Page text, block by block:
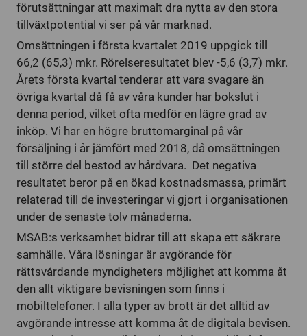
förutsättningar att maximalt dra nytta av den stora
tillväxtpotential vi ser på vår marknad.
Omsättningen i första kvartalet 2019 uppgick till
66,2 (65,3) mkr. Rörelseresultatet blev -5,6 (3,7) mkr.
Årets första kvartal tenderar att vara svagare än
övriga kvartal då få av våra kunder har bokslut i
denna period, vilket ofta medför en lägre grad av
inköp. Vi har en högre bruttomarginal på vår
försäljning i år jämfört med 2018, då omsättningen
till större del bestod av hårdvara. Det negativa
resultatet beror på en ökad kostnadsmassa, primärt
relaterad till de investeringar vi gjort i organisationen
under de senaste tolv månaderna.
MSAB:s verksamhet bidrar till att skapa ett säkrare
samhälle. Våra lösningar är avgörande för
rättsvårdande myndigheters möjlighet att komma åt
den allt viktigare bevisningen som finns i
mobiltelefoner. I alla typer av brott är det alltid av
avgörande intresse att komma åt de digitala bevisen.